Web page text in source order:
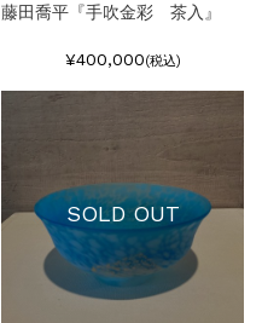
藤田喬平『手吹金彩 茶入』
¥400,000(税込)
SOLD OUT